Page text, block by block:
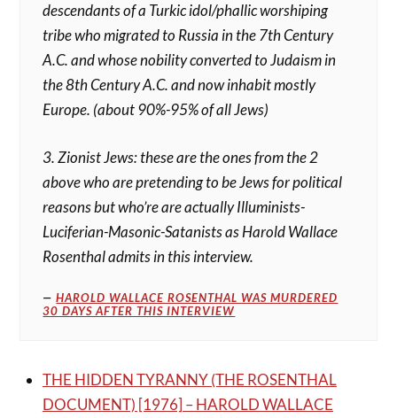
descendants of a Turkic idol/phallic worshiping
tribe who migrated to Russia in the 7th Century
A.C. and whose nobility converted to Judaism in
the 8th Century A.C. and now inhabit mostly
Europe. (about 90%-95% of all Jews)
3. Zionist Jews: these are the ones from the 2
above who are pretending to be Jews for political
reasons but who’re are actually Illuminists-
Luciferian-Masonic-Satanists as Harold Wallace
Rosenthal admits in this interview.
HAROLD WALLACE ROSENTHAL WAS MURDERED
30 DAYS AFTER THIS INTERVIEW
THE HIDDEN TYRANNY (THE ROSENTHAL
DOCUMENT) [1976] – HAROLD WALLACE